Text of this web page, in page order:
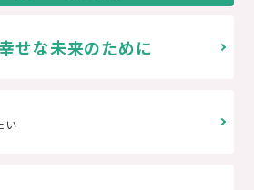
せな未来のために
い